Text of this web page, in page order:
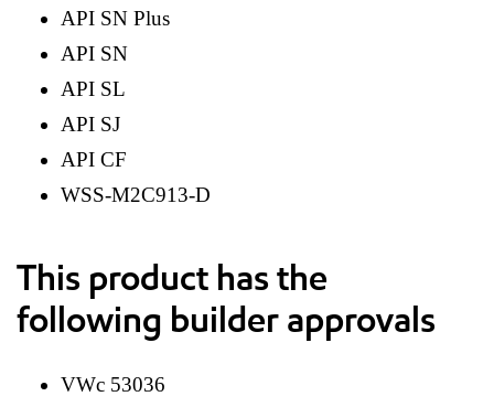
API SN Plus
API SN
API SL
API SJ
API CF
WSS-M2C913-D
This product has the
following builder approvals
VWc 53036